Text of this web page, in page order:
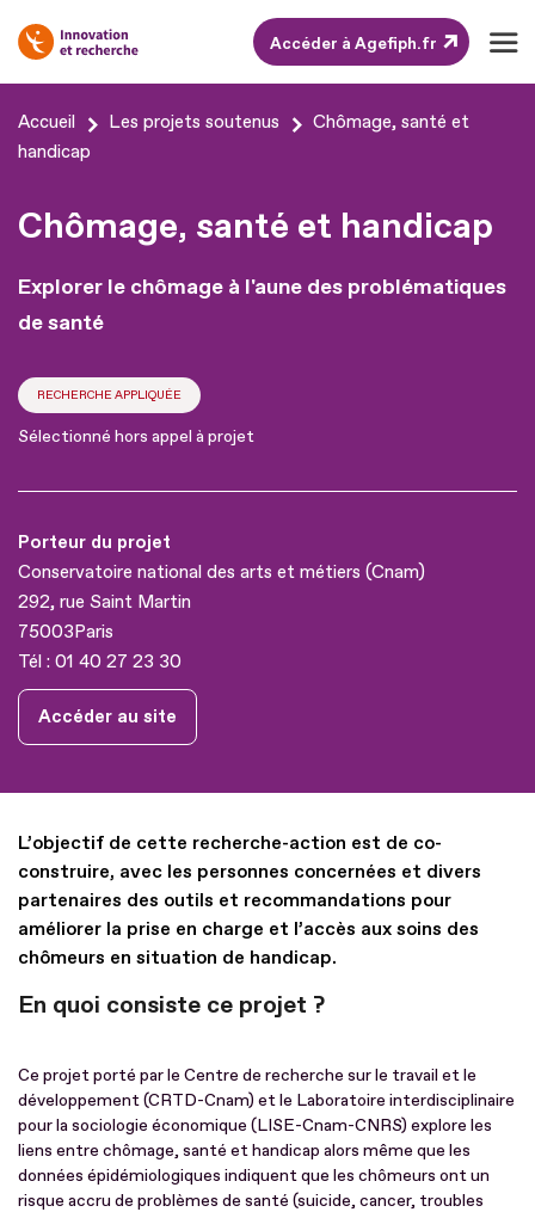
Aller
au
Aller
pied
de
Accéder à Agefiph.fr
Accueil Les projets soutenus
Chômage, santé et
handicap
Chômage, santé et handicap
Explorer le chômage à l'aune des problématiques
de santé
RECHERCHE APPLIQUÉE
Sélectionné hors appel à projet
Porteur du projet
Conservatoire national des arts et métiers (Cnam)
292, rue Saint Martin
75003Paris
Tél : 01 40 27 23 30
Accéder au site
L’objectif de cette recherche-action est de co-
construire, avec les personnes concernées et divers
partenaires des outils et recommandations pour
améliorer la prise en charge et l’accès aux soins des
chômeurs en situation de handicap.
En quoi consiste ce projet ?
Ce projet porté par le Centre de recherche sur le travail et le
développement (CRTD-Cnam) et le Laboratoire interdisciplinaire
pour la sociologie économique (LISE-Cnam-CNRS) explore les
liens entre chômage, santé et handicap alors même que les
données épidémiologiques indiquent que les chômeurs ont un
risque accru de problèmes de santé (suicide, cancer, troubles